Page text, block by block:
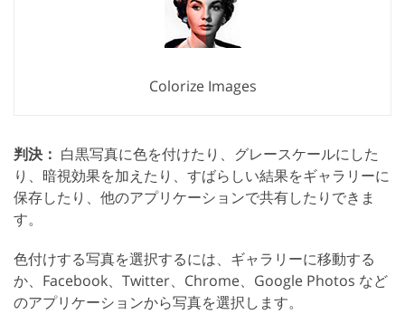
Colorize Images
判決： 白黒写真に色を付けたり、グレースケールにした
り、暗視効果を加えたり、すばらしい結果をギャラリーに
保存したり、他のアプリケーションで共有したりできま
す。
色付けする写真を選択するには、ギャラリーに移動する
か、Facebook、Twitter、Chrome、Google Photos など
のアプリケーションから写真を選択します。